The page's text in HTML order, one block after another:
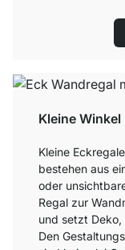
Kleine
Kleine
bestehen aus
oder
Regal zur
und setzt Deko,
Den